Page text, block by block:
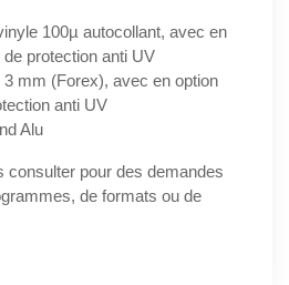
100µ autocollant, avec en
de protection anti UV
mm (Forex), avec en option
anti UV
Alu
consulter pour des demandes
de formats ou de